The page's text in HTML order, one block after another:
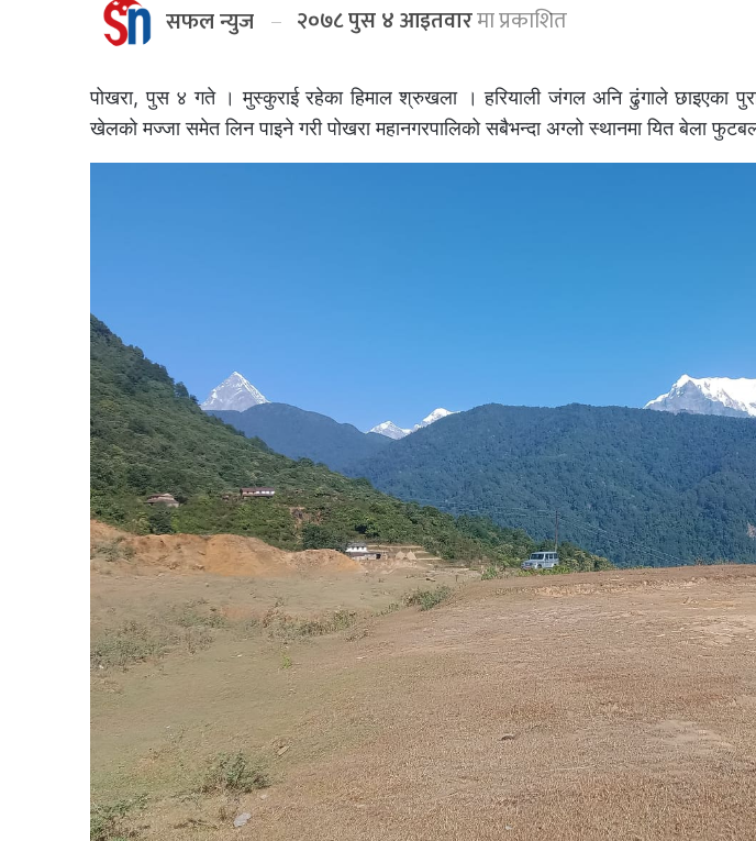
सफल न्युज २०७८ पुस ४ आइतवारमा प्रकाशित
पोखरा, पुस ४ गते । मुस्कुराई रहेका हिमाल श्रुखला । हरियाली जंगल अनि ढुंगाले छाइएका
खेलको मज्जा समेत लिन पाइने गरी पोखरा महानगरपालिको सबैभन्दा अग्लो स्थानमा यित बेला